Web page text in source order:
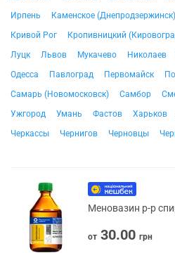
Ирпень
Каменское (Днепродзержинск)
Кривой Рог
Кропивницкий
Луцк
Львов Мукачево Николаев
Одесса
Павлоград Первомайск
Самарь (Новомосковск)
Самбор
Ужгород
Умань Фастов Харьков
Черкассы
Чернигов Черновцы
Меновазин р-р
от 30.00 грн